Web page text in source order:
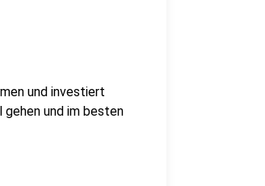
und investiert
und im besten